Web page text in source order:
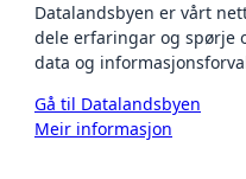
Datalandsbyen er vårt
dele erfaringar og spørje
data og
Gå til Datalandsbyen
Meir informasjon